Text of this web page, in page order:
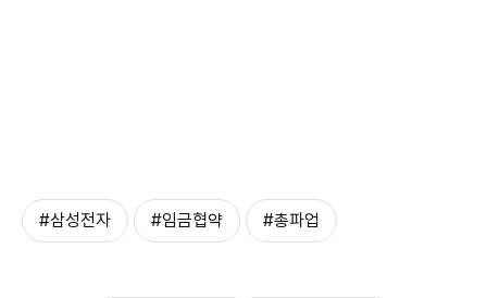
#삼성전자 #임금협약 #총파업